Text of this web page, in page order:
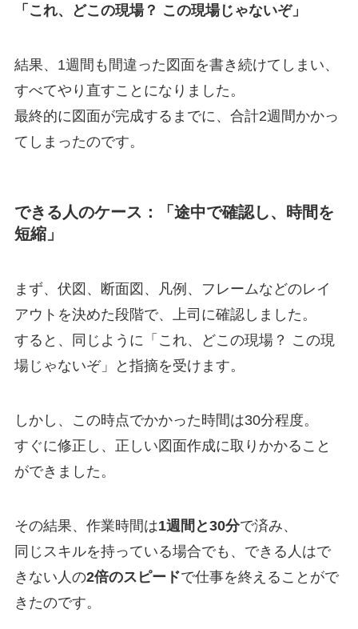
「これ、どこの現場？ この現場じゃないぞ」
結果、1週間も間違った図面を書き続けてしまい、
すべてやり直すことになりました。
最終的に図面が完成するまでに、合計2週間かかっ
てしまったのです。
できる人のケース：「途中で確認し、時間を
短縮」
まず、伏図、断面図、凡例、フレームなどのレイ
アウトを決めた段階で、上司に確認しました。
すると、同じように「これ、どこの現場？ この現
場じゃないぞ」と指摘を受けます。
しかし、この時点でかかった時間は30分程度。
すぐに修正し、正しい図面作成に取りかかること
ができました。
その結果、作業時間は1週間と30分で済み、
同じスキルを持っている場合でも、できる人はで
きない人の2倍のスピードで仕事を終えることがで
きたのです。